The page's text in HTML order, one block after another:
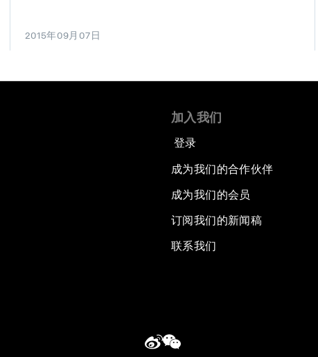
2015年09月07日
加入我们
登录
成为我们的合作伙伴
成为我们的会员
订阅我们的新闻稿
联系我们